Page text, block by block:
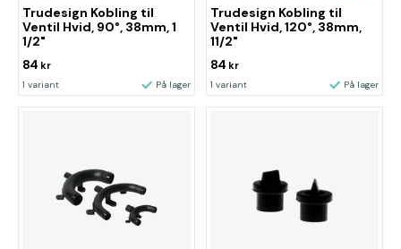
Trudesign Kobling til
Ventil Hvid, 90°, 38mm, 1
1/2"
84 kr
1 variant På lager
Trudesign Kobling til
Ventil Hvid, 120°, 38mm,
11/2"
84 kr
1 variant På lager